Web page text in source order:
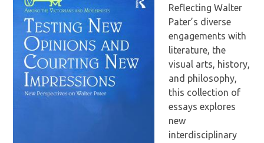
Reflecting Walter
Pater’s diverse
engagements with
literature, the
visual arts, history,
and philosophy,
this collection of
essays explores
new
interdisciplinary